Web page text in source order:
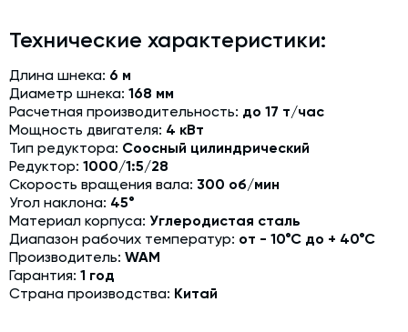
Срочная техпомощь. Онлайн-обследование и ремонт
завода
Доставка, шеф-монтаж и пуско-наладка и обучение
Автоматизированные системы управления (АСУ ТП) любой
сложности
Подбор и поставка комплектующих под любой завод
Экспертиза промышленной безопасности
Технический аудит бетонных заводов и производств
Проектирование технологических линий,промышленных
зданий и сооружений
Технические характеристики:
Длина шнека: 6 м
Диаметр шнека: 168 мм
Расчетная производительность: до 17 т/час
Мощность двигателя: 4 кВт
Тип редуктора: Соосный цилиндрический
Редуктор: 1000/1:5/28
Скорость вращения вала: 300 об/мин
Угол наклона: 45°
Материал корпуса: Углеродистая сталь
Диапазон рабочих температур: от - 10°С до + 40°С
Производитель: WAM
Гарантия: 1 год
Страна производства: Китай